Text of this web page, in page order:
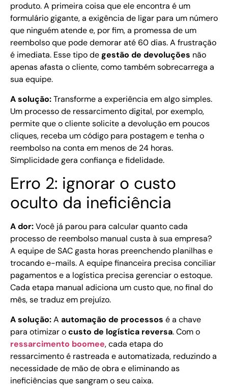
produto. A primeira coisa que ele encontra é um
formulário gigante, a exigência de ligar para um número
que ninguém atende e, por fim, a promessa de um
reembolso que pode demorar até 60 dias. A frustração
é imediata. Esse tipo degestão de devoluções não
apenas afasta o cliente, como também sobrecarrega a
sua equipe.
A solução:Transforme a experiência em algo simples.
Um processo de ressarcimento digital, por exemplo,
permite que o cliente solicite a devolução em poucos
cliques, receba um código para postagem e tenha o
reembolso na conta em menos de 24 horas.
Simplicidade gera confiança e fidelidade.
Erro 2: ignorar o custo
oculto da ineficiência
A dor:Você já parou para calcular quanto cada
processo de reembolso manual custa à sua empresa?
A equipe de SAC gasta horas preenchendo planilhas e
trocando e-mails. A equipe financeira precisa conciliar
pagamentos e a logística precisa gerenciar o estoque.
Cada etapa manual adiciona um custo que, no final do
mês, se traduz em prejuízo.
A solução:A automação de processos é a chave
para otimizar ocusto de logística reversa. Com o
ressarcimento boomee, cada etapa do
ressarcimento é rastreada e automatizada, reduzindo a
necessidade de mão de obra e eliminando as
ineficiências que sangram o seu caixa.